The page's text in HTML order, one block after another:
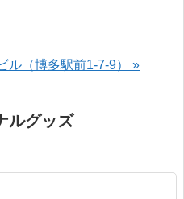
ル（博多駅前1-7-9） »
ルグッズ